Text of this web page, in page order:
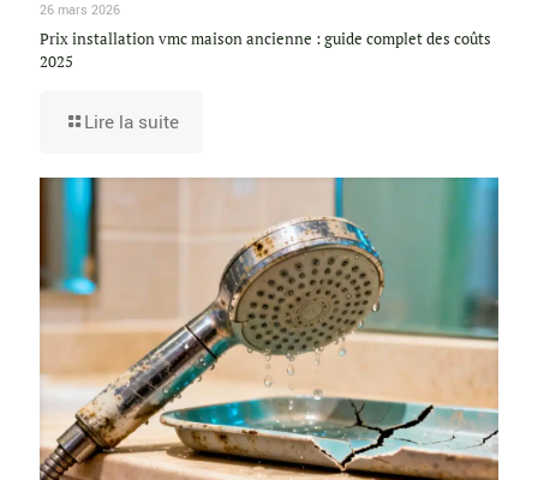
26 mars 2026
Prix installation vmc maison ancienne : guide complet des coûts
2025
Lire la suite